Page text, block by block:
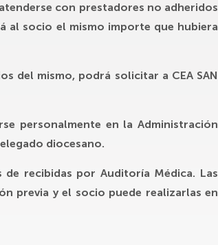
con prestadores no adheridos
al socio el mismo importe que hubiera
del mismo, podrá solicitar a CEA SAN
personalmente en la Administración
diocesano.
recibidas por Auditoría Médica. Las
previa y el socio puede realizarlas en